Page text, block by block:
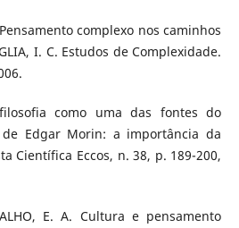
complexo nos caminhos
I. C. Estudos de Complexidade.
como uma das fontes do
de Edgar Morin: a importância da
Científica Eccos, n. 38, p. 189-200,
E. A. Cultura e pensamento